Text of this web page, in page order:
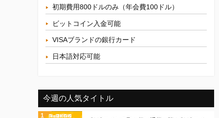
初期費用800ドルのみ（年会費100ドル）
ビットコイン入金可能
VISAブランドの銀行カード
日本語対応可能
今週の人気タイトル